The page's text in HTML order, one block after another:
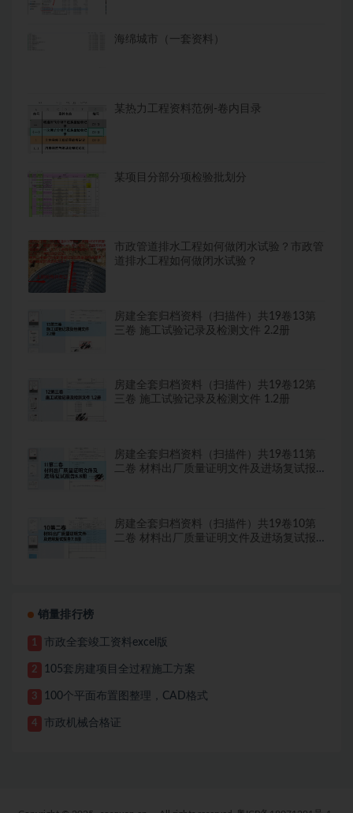
海绵城市（一套资料）
某热力工程资料范例-卷内目录
某项目分部分项检验批划分
市政管道排水工程如何做闭水试验？市政管
道排水工程如何做闭水试验？
房建全套归档资料（扫描件）共19卷13第
三卷 施工试验记录及检测文件 2.2册
房建全套归档资料（扫描件）共19卷12第
三卷 施工试验记录及检测文件 1.2册
房建全套归档资料（扫描件）共19卷11第
二卷 材料出厂质量证明文件及进场复试报
房建全套归档资料（扫描件）共19卷10第
二卷 材料出厂质量证明文件及进场复试报
销量排行榜
1 市政全套竣工资料excel版
2 105套房建项目全过程施工方案
3 100个平面布置图整理，CAD格式
4 市政机械合格证